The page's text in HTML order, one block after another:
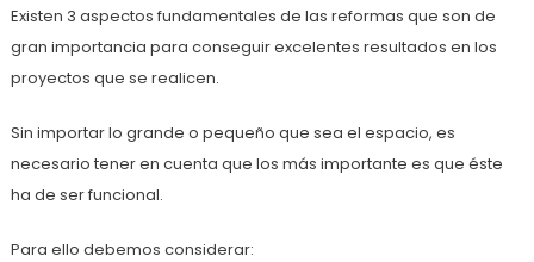
Existen 3 aspectos fundamentales de las reformas que son de
gran importancia para conseguir excelentes resultados en los
proyectos que se realicen.
Sin importar lo grande o pequeño que sea el espacio, es
necesario tener en cuenta que los más importante es que éste
ha de ser funcional.
Para ello debemos considerar: